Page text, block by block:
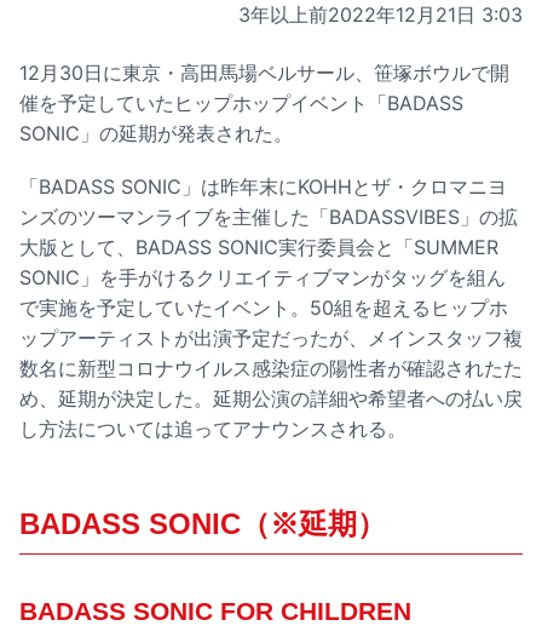
3年以上前2022年12月21日 3:03
12月30日に東京・高田馬場ベルサール、笹塚ボウルで開
催を予定していたヒップホップイベント「BADASS
SONIC」の延期が発表された。
「BADASS SONIC」は昨年末にKOHHとザ・クロマニヨ
ンズのツーマンライブを主催した「BADASSVIBES」の拡
大版として、BADASS SONIC実行委員会と「SUMMER
SONIC」を手がけるクリエイティブマンがタッグを組ん
で実施を予定していたイベント。50組を超えるヒップホ
ップアーティストが出演予定だったが、メインスタッフ複
数名に新型コロナウイルス感染症の陽性者が確認されたた
め、延期が決定した。延期公演の詳細や希望者への払い戻
し方法については追ってアナウンスされる。
BADASS SONIC（※延期）
BADASS SONIC FOR CHILDREN